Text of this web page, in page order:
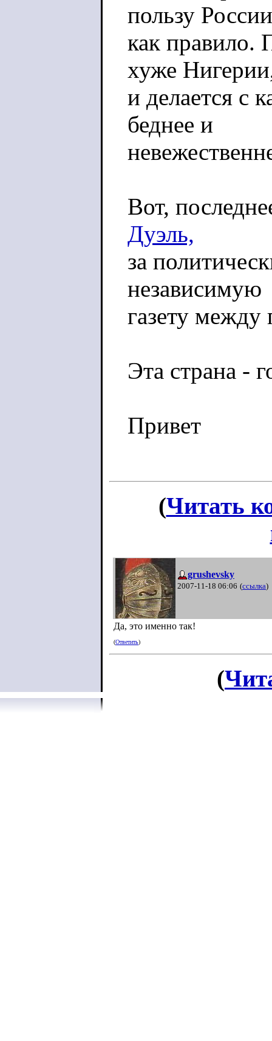
пользу
как правило.
хуже
и делается с
беднее и
Вот,
Дуэль,
за
независимую
газету
Эта страна -
Привет
(Читать
grushevsky
2007-11-18 06:06 (ссылка)
Да, это именно так!
(Ответить)
(